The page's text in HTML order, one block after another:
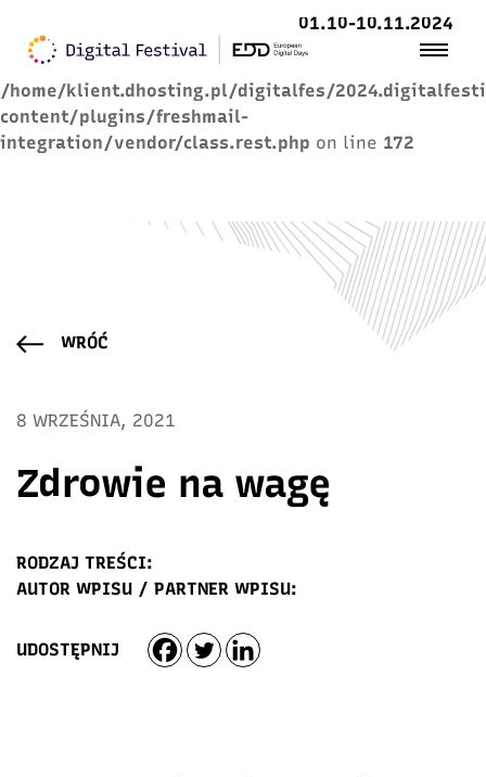
Warning : Trying to access array offset on value of
type null in
/home/klient.dhosting.pl/digitalfes/
content/plugins/freshmail-
integration/vendor/class.rest.php on line 172
01.10-10.11.2024
WRÓĆ
8 WRZEŚNIA, 2021
Zdrowie na wagę
RODZAJ TREŚCI:
AUTOR WPISU / PARTNER WPISU:
UDOSTĘPNIJ